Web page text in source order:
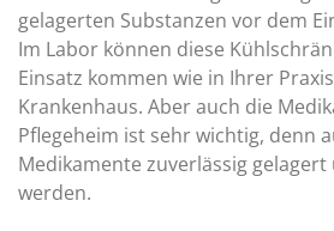
gelagerten Substanzen vor dem
Im Labor können diese
Einsatz kommen wie in Ihrer
Krankenhaus. Aber auch die
Pflegeheim ist sehr wichtig, denn
Medikamente zuverlässig
werden.